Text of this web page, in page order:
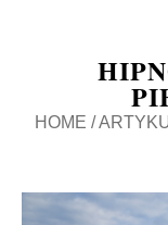
HOME /